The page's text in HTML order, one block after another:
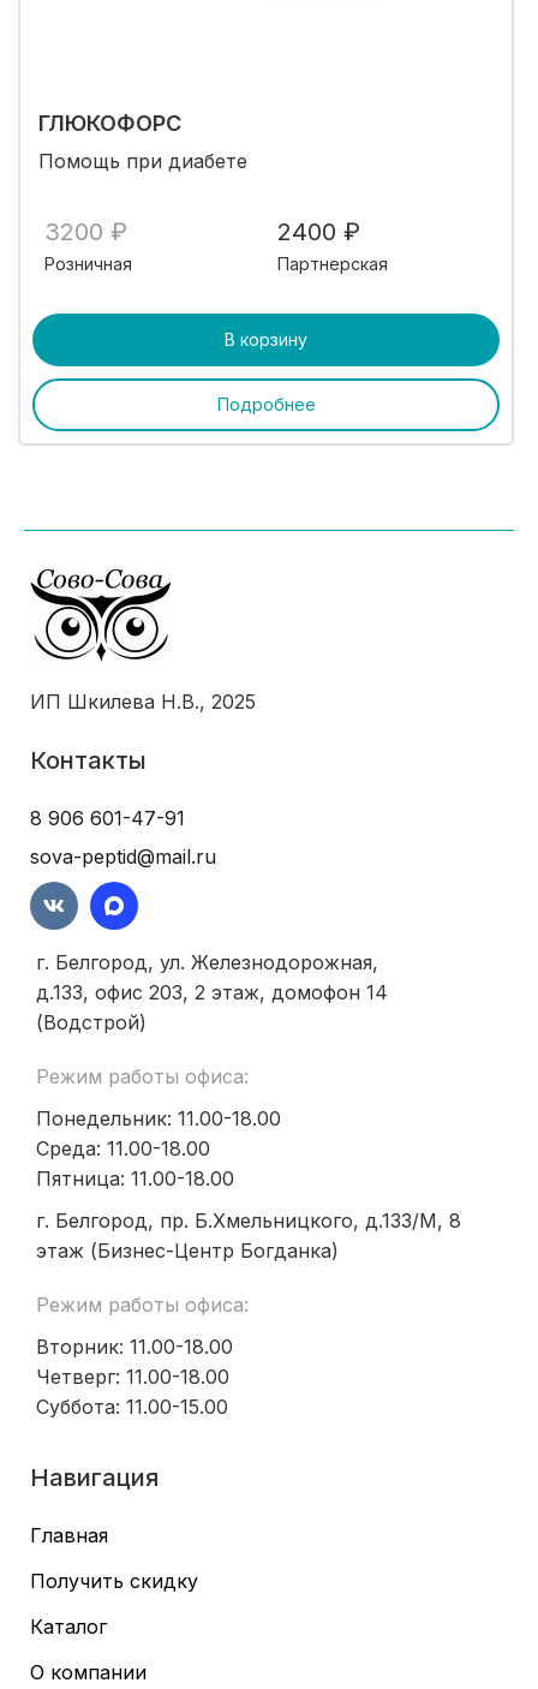
ГЛЮКОФОРС
Помощь при диабете
3200 ₽
Розничная
2400 ₽
Партнерская
В корзину
Подробнее
ИП Шкилева Н.В., 2025
Контакты
8 906 601-47-91
sova-peptid@mail.ru
г. Белгород, ул. Железнодорожная,
д.133, офис 203, 2 этаж, домофон 14
(Водстрой)
Режим работы офиса:
Понедельник: 11.00-18.00
Среда: 11.00-18.00
Пятница: 11.00-18.00
г. Белгород, пр. Б.Хмельницкого, д.133/М, 8
этаж (Бизнес-Центр Богданка)
Режим работы офиса:
Вторник: 11.00-18.00
Четверг: 11.00-18.00
Суббота: 11.00-15.00
Навигация
Главная
Получить скидку
Каталог
О компании